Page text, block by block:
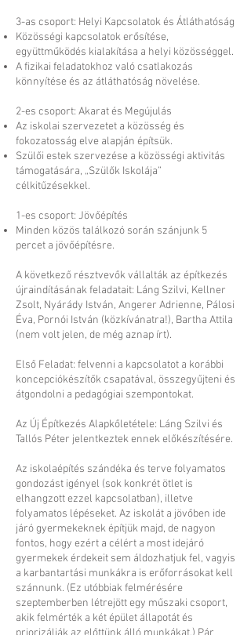
3-as csoport: Helyi Kapcsolatok és Átláthatóság
Közösségi kapcsolatok erősítése,
együttműködés kialakítása a helyi közösséggel.
A fizikai feladatokhoz való csatlakozás
könnyítése és az átláthatóság növelése.
2-es csoport: Akarat és Megújulás
Az iskolai szervezetet a közösség és
fokozatosság elve alapján építsük.
Szülői estek szervezése a közösségi aktivitás
támogatására, „Szülők Iskolája”
célkitűzésekkel.
1-es csoport: Jövőépítés
Minden közös találkozó során szánjunk 5
percet a jövőépítésre.
A következő résztvevők vállalták az építkezés
újraindításának feladatait: Láng Szilvi, Kellner
Zsolt, Nyárády István, Angerer Adrienne, Pálosi
Éva, Pornói István (közkívánatra!), Bartha Attila
(nem volt jelen, de még aznap írt).
Első Feladat: felvenni a kapcsolatot a korábbi
koncepciókészítők csapatával, összegyűjteni és
átgondolni a pedagógiai szempontokat.
Az Új Építkezés Alapkőletétele: Láng Szilvi és
Tallós Péter jelentkeztek ennek előkészítésére.
Az iskolaépítés szándéka és terve folyamatos
gondozást igényel (sok konkrét ötlet is
elhangzott ezzel kapcsolatban), illetve
folyamatos lépéseket. Az iskolát a jövőben ide
járó gyermekeknek építjük majd, de nagyon
fontos, hogy ezért a célért a most idejáró
gyermekek érdekeit sem áldozhatjuk fel, vagyis
a karbantartási munkákra is erőforrásokat kell
szánnunk. (Ez utóbbiak felmérésére
szeptemberben létrejött egy műszaki csoport,
akik felmérték a két épület állapotát és